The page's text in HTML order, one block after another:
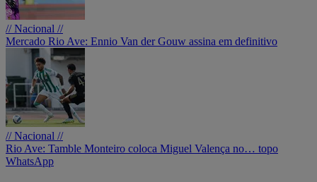
// Nacional //
Mercado Rio Ave: Ennio Van der Gouw assina em definitivo
// Nacional //
Rio Ave: Tamble Monteiro coloca Miguel Valença no… topo
WhatsApp